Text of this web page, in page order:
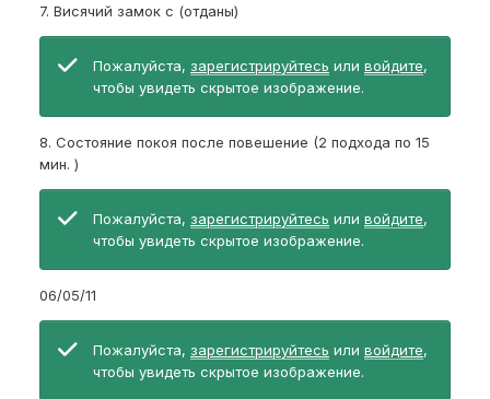
7. Висячий замок с (отданы)
Пожалуйста, зарегистрируйтесь или войдите,
чтобы увидеть скрытое изображение.
8. Состояние покоя после повешение (2 подхода по 15
мин. )
Пожалуйста, зарегистрируйтесь или войдите,
чтобы увидеть скрытое изображение.
06/05/11
Пожалуйста, зарегистрируйтесь или войдите,
чтобы увидеть скрытое изображение.